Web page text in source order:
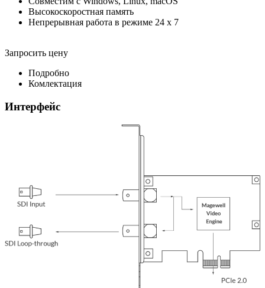
Высокоскоростная память
Непрерывная работа в режиме 24 x 7
Запросить цену
Подробно
Комлектация
Интерфейс